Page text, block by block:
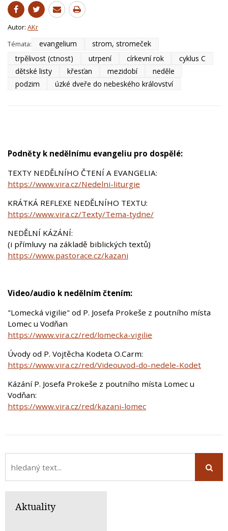
Autor: AKr
Témata:
evangelium
strom, stromeček
trpělivost (ctnost)
utrpení církevní rok
cyklus C
dětské listy
křesťan mezidobí
neděle
podzim
úzké dveře do nebeského království
Podněty k nedělnímu evangeliu pro dospělé:
TEXTY NEDĚLNÍHO ČTENÍ A EVANGELIA:
https://www.vira.cz/Nedelni-liturgie
KRÁTKÁ REFLEXE NEDĚLNÍHO TEXTU:
https://www.vira.cz/Texty/Tema-tydne/
NEDĚLNÍ KÁZÁNÍ:
(i přímluvy na základě biblických textů)
https://www.pastorace.cz/kazani
Video/audio k nedělním čtením:
"Lomecká vigilie" od P. Josefa Prokeše z poutního místa
Lomec u Vodňan
https://www.vira.cz/red/lomecka-vigilie
Úvody od P. Vojtěcha Kodeta O.Carm:
https://www.vira.cz/red/Videouvod-do-nedele-Kodet
Kázání P. Josefa Prokeše z poutního místa Lomec u
Vodňan:
https://www.vira.cz/red/kazani-lomec
Aktuality